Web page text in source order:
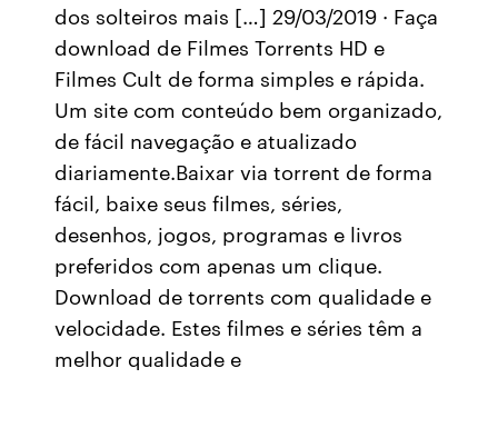
dos solteiros mais […] 29/03/2019 · Faça
download de Filmes Torrents HD e
Filmes Cult de forma simples e rápida.
Um site com conteúdo bem organizado,
de fácil navegação e atualizado
diariamente.Baixar via torrent de forma
fácil, baixe seus filmes, séries,
desenhos, jogos, programas e livros
preferidos com apenas um clique.
Download de torrents com qualidade e
velocidade. Estes filmes e séries têm a
melhor qualidade e